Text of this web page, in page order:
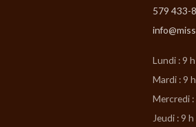
579 433-
Lundi : 9
Mardi : 9
Mercredi :
Jeudi : 9